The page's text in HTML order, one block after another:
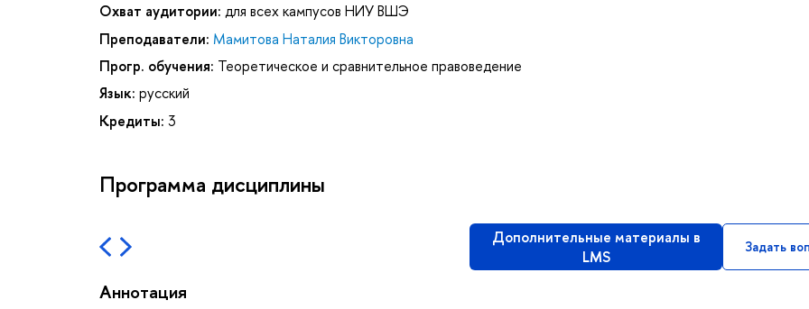
Охват аудитории: для всех кампусов НИУ ВШЭ
Преподаватели: Мамитова Наталия Викторовна
Прогр. обучения: Теоретическое и сравнительное правоведение
Язык: русский
Кредиты: 3
Программа дисциплины
Дополнительные материалы в
LMS
Задать
Аннотация